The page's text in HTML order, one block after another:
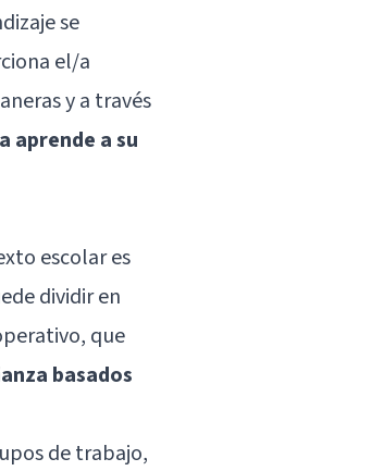
se
el/a
y a través
aprende a su
escolar es
dividir en
que
basados
de trabajo,